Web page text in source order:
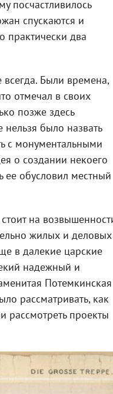
посчастливилось
спускаются и
практически два
всегда. Были времена,
отмечал в своих
позже здесь
нельзя было назвать
с монументальными
о создании некоего
ее обусловил местный
на
жилых и деловых
в далекие царские
надежный и
Потемкинская
рассматривать, как
рассмотреть проекты